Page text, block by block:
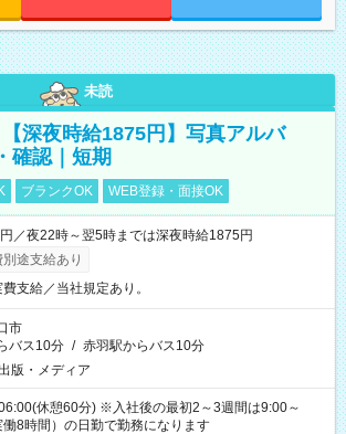
未読
【深夜時給1875円】写真アルバ
確認｜短期
ブランクOK WEB登録・面接OK
／夜22時～翌5時までは深夜時給1875円
途支給あり
費支給／当社規定あり。
市
バス10分 / 赤羽駅からバス10分
版・メディア
休憩60分) ※入社後の最初2～3週間は9:00～
8時間）の日勤で勤務になります